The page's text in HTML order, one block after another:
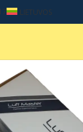
LIETUVOS